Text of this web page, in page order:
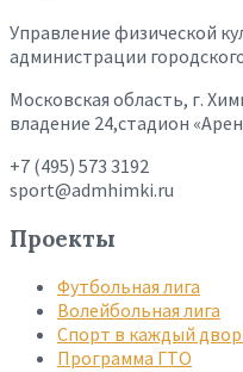
Управление физической
администрации
Московская область, г.
владение 24,стадион
+7 (495) 573 3192
sport@admhimki.ru
Проекты
Футбольная лига
Волейбольная лига
Спорт в каждый
Программа ГТО